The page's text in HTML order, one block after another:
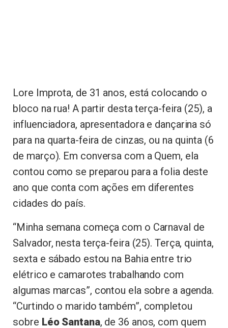
Lore Improta, de 31 anos, está colocando o
bloco na rua! A partir desta terça-feira (25), a
influenciadora, apresentadora e dançarina só
para na quarta-feira de cinzas, ou na quinta (6
de março). Em conversa com a Quem, ela
contou como se preparou para a folia deste
ano que conta com ações em diferentes
cidades do país.
“Minha semana começa com o Carnaval de
Salvador, nesta terça-feira (25). Terça, quinta,
sexta e sábado estou na Bahia entre trio
elétrico e camarotes trabalhando com
algumas marcas”, contou ela sobre a agenda.
“Curtindo o marido também”, completou
sobre Léo Santana, de 36 anos, com quem